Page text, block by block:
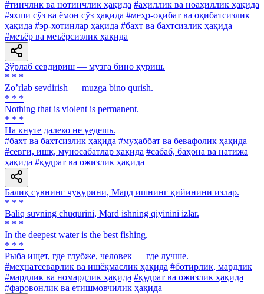
#тинчлик ва нотинчлик ҳақида #аҳиллик ва ноаҳиллик ҳақида
#яхши сўз ва ёмон сўз ҳақида #меҳр-оқибат ва оқибатсизлик
ҳақида #эр-хотинлар ҳақида #бахт ва бахтсизлик ҳақида
#меъёр ва меъёрсизлик ҳақида
Зўрлаб севдириш — музга бино қуриш.
* * *
Zoʼrlab sevdirish — muzga bino qurish.
* * *
Nothing that is violent is permanent.
* * *
Ha кнуте далеко не уедешь.
#бахт ва бахтсизлик ҳақида #муҳаббат ва бевафолик ҳақида
#севги, ишқ, муносабатлар ҳақида #сабаб, баҳона ва натижа
ҳақида #қудрат ва ожизлик ҳақида
Балиқ сувнинг чуқурини, Мард ишнинг қийинини излар.
* * *
Baliq suvning chuqurini, Mard ishning qiyinini izlar.
* * *
In the deepest water is the best fishing.
* * *
Рыба ищет, где глубже, человек — где лучше.
#меҳнатсеварлик ва ишёқмаслик ҳақида #ботирлик, мардлик
#мардлик ва номардлик ҳақида #қудрат ва ожизлик ҳақида
#фаровонлик ва етишмовчилик ҳақида